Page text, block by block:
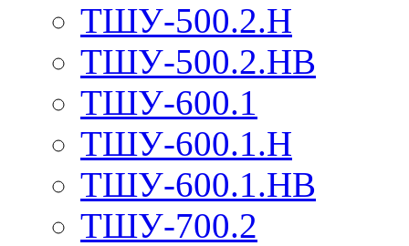
ТШУ-500.2.Н
ТШУ-500.2.НВ
ТШУ-600.1
ТШУ-600.1.Н
ТШУ-600.1.НВ
ТШУ-700.2